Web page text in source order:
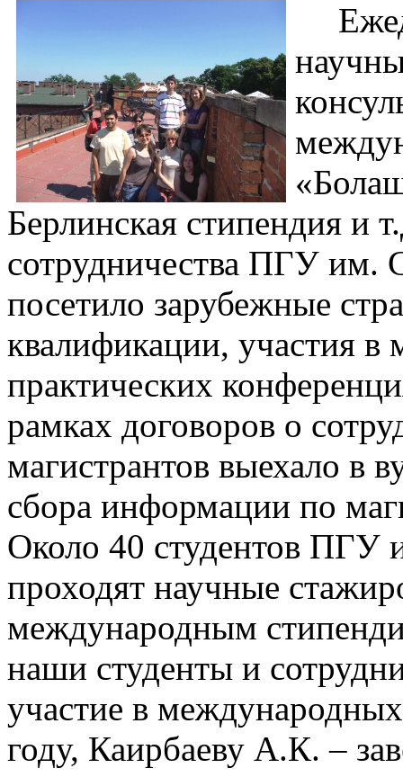
Берлинская стипендия и
сотрудничества ПГУ им.
посетило зарубежные
квалификации, участия
практических
рамках договоров о
магистрантов выехало в
сбора информации по
Около 40 студентов ПГУ
проходят научные
международным
наши студенты и
участие в
году, Каирбаеву А.К. –